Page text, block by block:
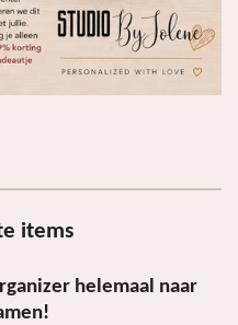
items
helemaal naar